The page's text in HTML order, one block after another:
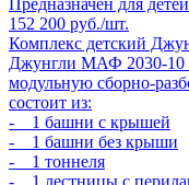
152 200 руб./шт.
Комплекс детский
Джунгли МАФ 2030-10
модульную сборно-
состоит из:
- 1 башни с крышей
- 1 башни без крыши
- 1 тоннеля
- 1 лестницы с